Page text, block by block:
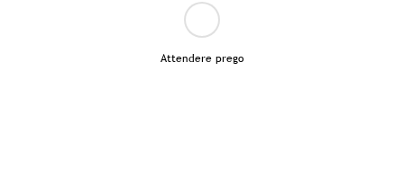
Attendere prego